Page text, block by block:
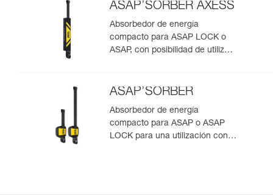
ASAP’SORBER AXESS
Absorbedor de energía
compacto para ASAP LOCK o
ASAP, con posibilidad de utilizar
ASAP’SORBER
Absorbedor de energía
compacto para ASAP o ASAP
LOCK para una utilización con